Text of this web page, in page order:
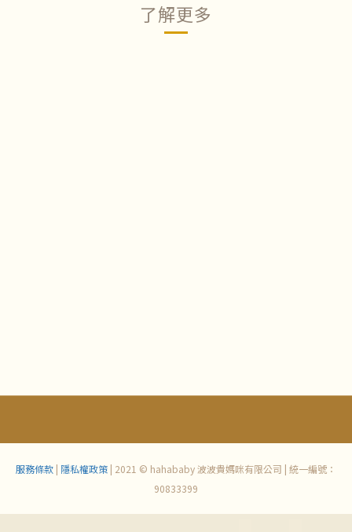
了解更多
服務條款 | 隱私權政策 | 2021 © hahababy 波波貴媽咪有限公司 | 統一編號：
90833399